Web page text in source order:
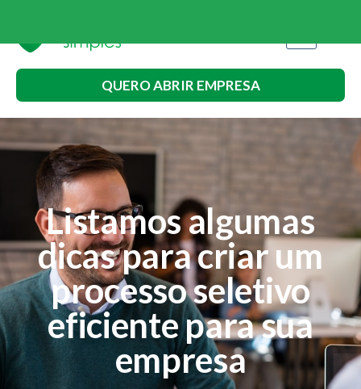
QUERO ABRIR EMPRESA
Listamos algumas
dicas para criar um
processo seletivo
eficiente para sua
empresa